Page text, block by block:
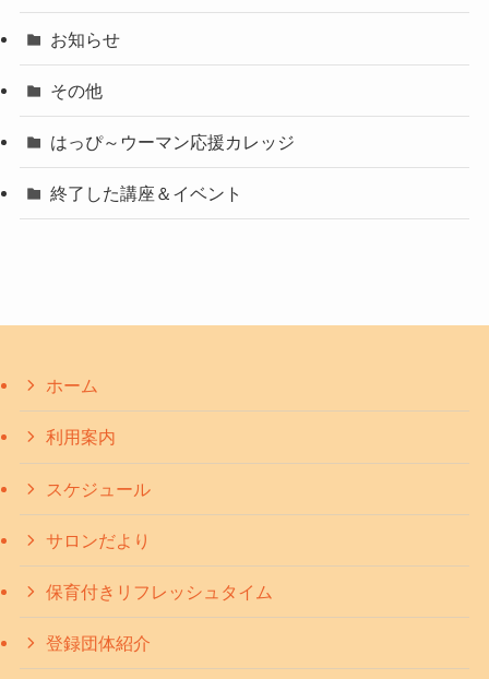
お知らせ
その他
はっぴ～ウーマン応援カレッジ
終了した講座＆イベント
ホーム
利用案内
スケジュール
サロンだより
保育付きリフレッシュタイム
登録団体紹介